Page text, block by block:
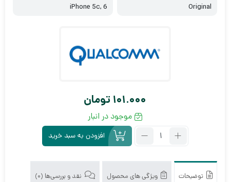
Original
iPhone 5c, 6
101.000 تومان
موجود در انبار
تعداد:
338S1202
افزودن به سبد خرید
توضیحات ویژگی های محصول نقد و بررسی‌ها (0)